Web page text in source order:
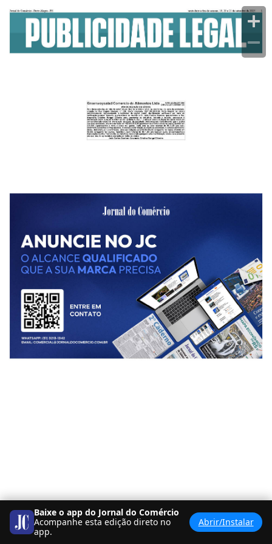
Baixe o app do Jornal do Comércio
Acompanhe esta edição direto no
app.
Abrir/Instalar